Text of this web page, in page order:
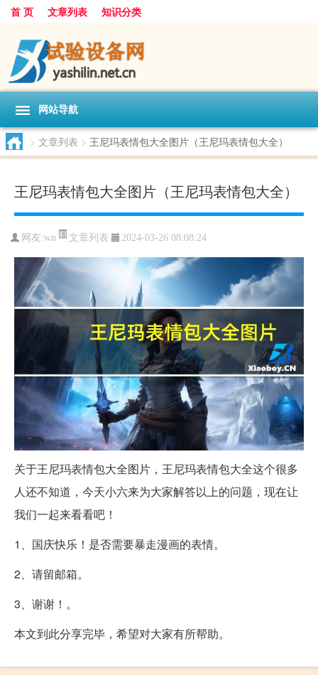
首 页 文章列表 知识分类
网站导航
> 文章列表 > 王尼玛表情包大全图片（王尼玛表情包大全）
王尼玛表情包大全图片（王尼玛表情包大全）
网友:wn 文章列表 2024-03-26 08:08:24
关于王尼玛表情包大全图片，王尼玛表情包大全这个很多
人还不知道，今天小六来为大家解答以上的问题，现在让
我们一起来看看吧！
1、国庆快乐！是否需要暴走漫画的表情。
2、请留邮箱。
3、谢谢！。
本文到此分享完毕，希望对大家有所帮助。